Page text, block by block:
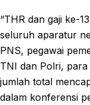
“THR dan gaji ke-
seluruh aparatur
PNS, pegawai
TNI dan Polri,
jumlah total
dalam konferensi